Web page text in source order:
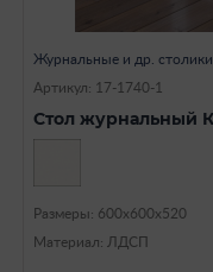
Журнальные и др. столики
Артикул: 17-1740-1
Стол журнальный
Размеры: 600х600х520
Материал: ЛДСП